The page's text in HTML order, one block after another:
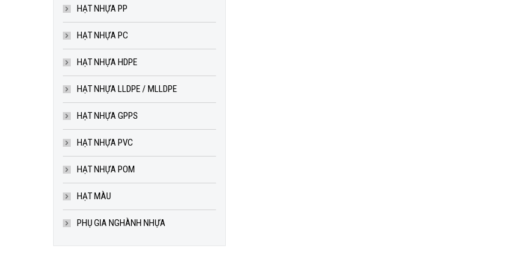
HẠT NHỰA PP
HẠT NHỰA PC
HẠT NHỰA HDPE
HẠT NHỰA LLDPE / MLLDPE
HẠT NHỰA GPPS
HẠT NHỰA PVC
HẠT NHỰA POM
HẠT MÀU
PHỤ GIA NGHÀNH NHỰA